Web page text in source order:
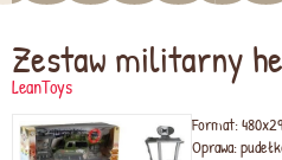
Zestaw militarny
LeanToys
Format:
Oprawa: